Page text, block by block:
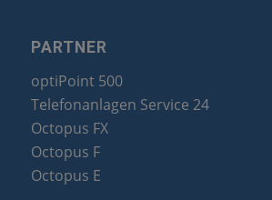
PARTNER
optiPoint 500
Telefonanlagen Service 24
Octopus FX
Octopus F
Octopus E